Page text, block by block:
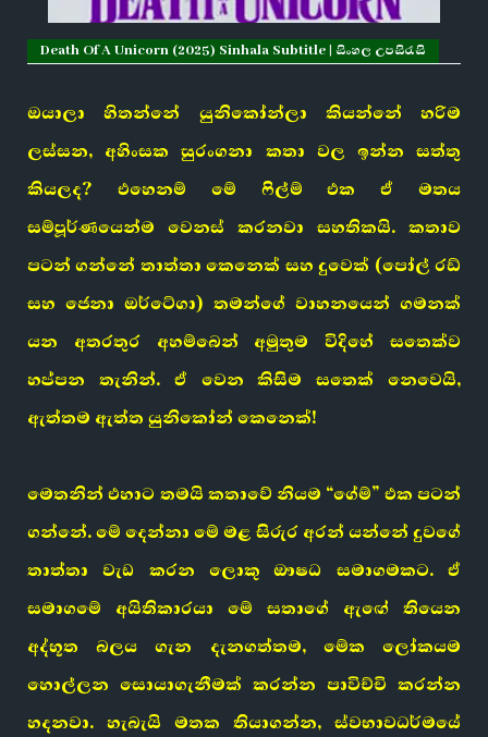
Death Of A Unicorn (2025) Sinhala Subtitle | සිංහල උපසිරැසි
ඔයාලා හිතන්නේ යුනිකෝන්ලා කියන්නේ හරිම
ලස්සන, අහිංසක සුරංගනා කතා වල ඉන්න සත්තු
කියලද? එහෙනම් මේ ෆිල්ම් එක ඒ මතය
සම්පූර්ණයෙන්ම වෙනස් කරනවා සහතිකයි. කතාව
පටන් ගන්නේ තාත්තා කෙනෙක් සහ දුවෙක් (පෝල් රඩ්
සහ ජෙනා ඔර්ටේගා) තමන්ගේ වාහනයෙන් ගමනක්
යන අතරතුර අහම්බෙන් අමුතුම විදිහේ සතෙක්ව
හප්පන තැනින්. ඒ වෙන කිසිම සතෙක් නෙවෙයි,
ඇත්තම ඇත්ත යුනිකෝන් කෙනෙක්!
මෙතනින් එහාට තමයි කතාවේ නියම “ගේම්” එක පටන්
ගන්නේ. මේ දෙන්නා මේ මළ සිරුර අරන් යන්නේ දුවගේ
තාත්තා වැඩ කරන ලොකු ඖෂධ සමාගමකට. ඒ
සමාගමේ අයිතිකාරයා මේ සතාගේ ඇඟේ තියෙන
අද්භූත බලය ගැන දැනගත්තම, මේක ලෝකයම
හොල්ලන සොයාගැනීමක් කරන්න පාවිච්චි කරන්න
හදනවා. හැබැයි මතක තියාගන්න, ස්වභාවධර්මයේ